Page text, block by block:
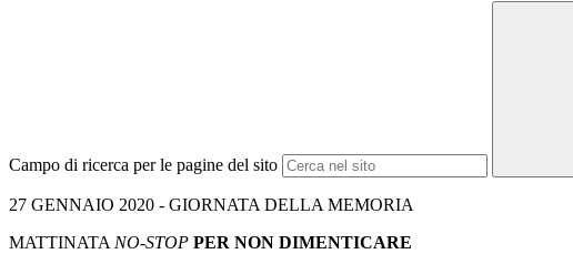
Campo di ricerca per le pagine del sito
27 GENNAIO 2020 - GIORNATA DELLA MEMORIA
MATTINATA NO-STOP PER NON DIMENTICARE